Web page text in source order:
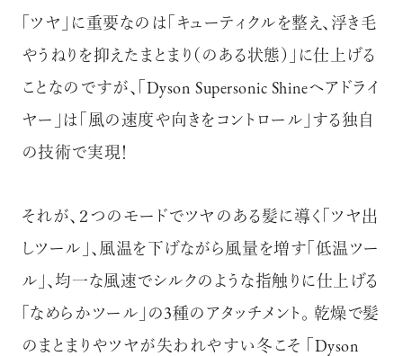
「ツヤ」に重要なのは「キューティクルを整え、浮き毛
やうねりを抑えたまとまり（のある状態）」に仕上げる
ことなのですが、「Dyson Supersonic Shineヘアドライ
ヤー」は「風の速度や向きをコントロール」する独自
の技術で実現！
それが、２つのモードでツヤのある髪に導く「ツヤ出
しツール」、風温を下げながら風量を増す「低温ツー
ル」、均一な風速でシルクのような指触りに仕上げる
「なめらかツール」の3種のアタッチメント。 乾燥で髪
のまとまりやツヤが失われやすい冬こそ 「Dyson